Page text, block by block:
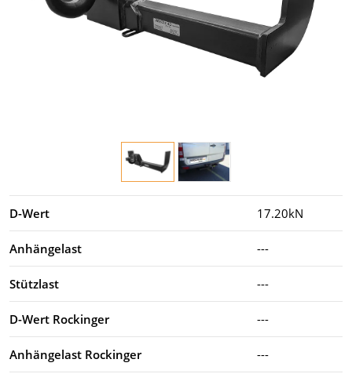
D-Wert 17.20kN
Anhängelast ---
Stützlast ---
D-Wert Rockinger ---
Anhängelast Rockinger ---